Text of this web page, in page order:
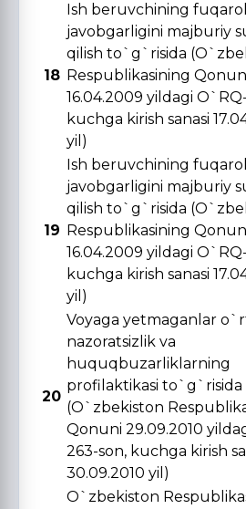
18
Ish beruvchining
javobgarligini majburiy
qilish to`g`risida
Respublikasining
16.04.2009 yildagi
kuchga kirish sanasi
yil)
19
Ish beruvchining
javobgarligini majburiy
qilish to`g`risida
Respublikasining
16.04.2009 yildagi
kuchga kirish sanasi
yil)
20
Voyaga yetmaganlar
nazoratsizlik va
huquqbuzarliklarning
profilaktikasi to`g`risida
(O`zbekiston
Qonuni 29.09.2010
263-son, kuchga kirish
30.09.2010 yil)
O`zbekiston